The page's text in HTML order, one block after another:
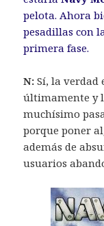
pelota. Ahora
pesadillas con
primera fase.
N: Sí, la verdad
últimamente y
muchísimo
porque poner
además de
usuarios